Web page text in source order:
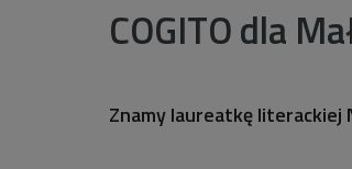
COGITO dla
Znamy laureatkę literackiej